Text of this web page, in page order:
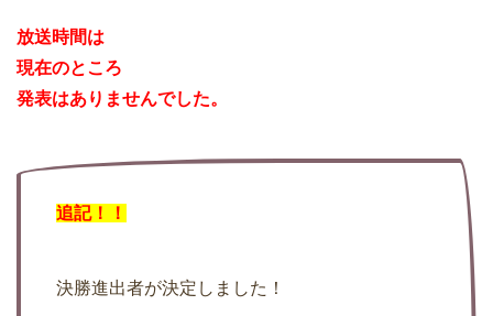
放送時間は
現在のところ
発表はありませんでした。
追記！！
決勝進出者が決定しました！